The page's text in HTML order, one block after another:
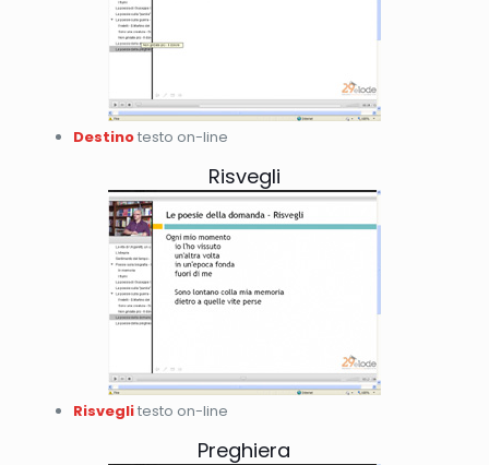
Destinotesto on-line
Risvegli
Risveglitesto on-line
Preghiera